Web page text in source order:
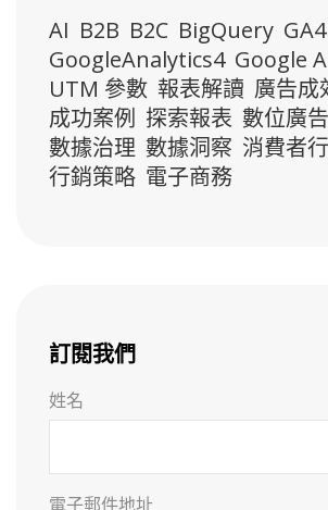
AI B2B B2C BigQuery GA4
GoogleAnalytics4 Google
UTM 參數 報表解讀 廣告成
成功案例 探索報表 數位廣告
數據治理 數據洞察 消費者
行銷策略 電子商務
訂閱我們
姓名
電子郵件地址